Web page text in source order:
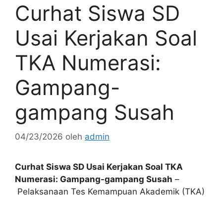
Curhat Siswa SD
Usai Kerjakan Soal
TKA Numerasi:
Gampang-
gampang Susah
04/23/2026 oleh admin
Curhat Siswa SD Usai Kerjakan Soal TKA
Numerasi: Gampang-gampang Susah –
Pelaksanaan Tes Kemampuan Akademik (TKA)